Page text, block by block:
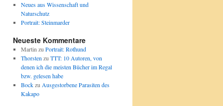
Neues aus Wissenschaft und
Naturschutz
Portrait: Steinmarder
Neueste Kommentare
Martin zu Portrait: Rothund
Thorsten zu TTT: 10 Autoren, von
denen ich die meisten Bücher im Regal
bzw. gelesen habe
Bockzu Ausgestorbene Parasiten des
Kakapo